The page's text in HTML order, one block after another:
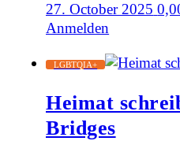
27. October 2025
Anmelden
LGBTQIA+
Heimat
Bridges